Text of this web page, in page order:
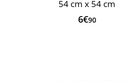
54 cm x 54 cm
6€90